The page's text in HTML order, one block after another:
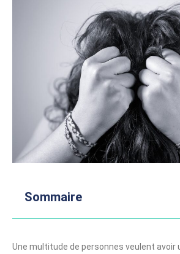
Sommaire
Une multitude de personnes veulent avoir